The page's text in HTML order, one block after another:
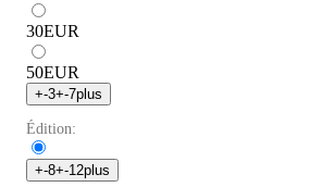
30EUR
50EUR
+-3+-7plus
Édition:
+-8+-12plus